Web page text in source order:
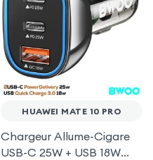
HUAWEI MATE 10 PRO
Chargeur Allume-Cigare
USB-C 25W + USB 18W